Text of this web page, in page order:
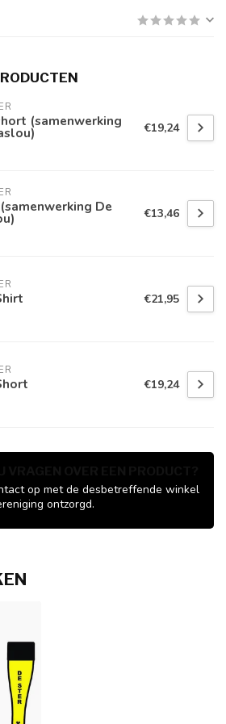
(samenwerking €19,24
De €13,46
€21,95
€19,24
op met de desbetreffende winkel
ontzorgd.